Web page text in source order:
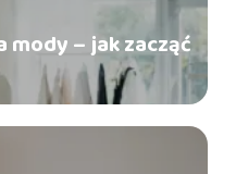
– jak zacząć